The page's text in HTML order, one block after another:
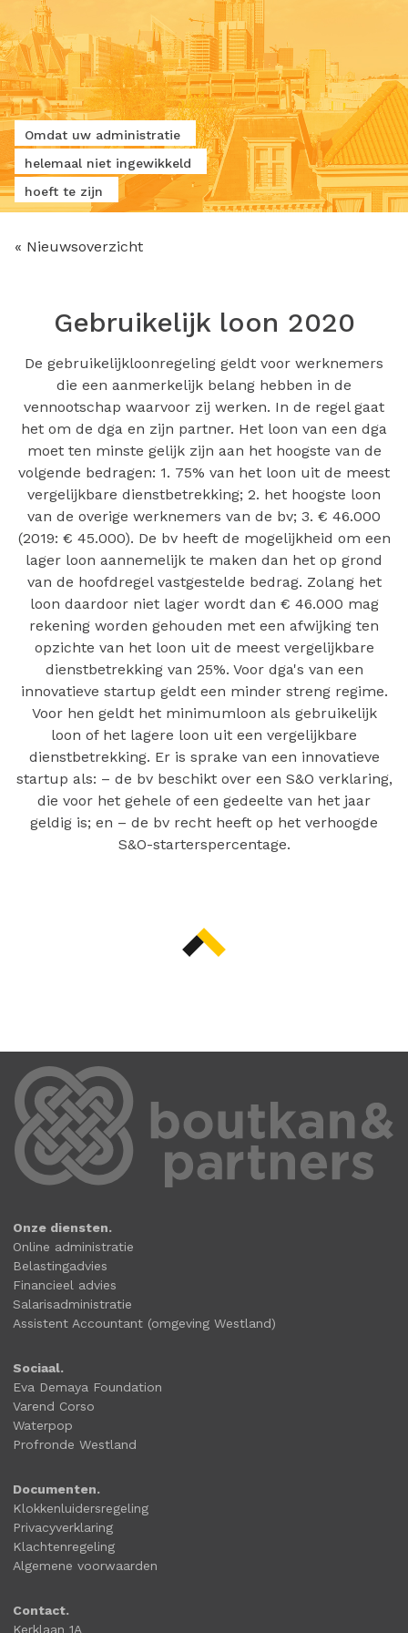
Omdat uw administratie
helemaal niet ingewikkeld
hoeft te zijn
« Nieuwsoverzicht
Gebruikelijk loon 2020
De gebruikelijkloonregeling geldt voor werknemers
die een aanmerkelijk belang hebben in de
vennootschap waarvoor zij werken. In de regel gaat
het om de dga en zijn partner. Het loon van een dga
moet ten minste gelijk zijn aan het hoogste van de
volgende bedragen: 1. 75% van het loon uit de meest
vergelijkbare dienstbetrekking; 2. het hoogste loon
van de overige werknemers van de bv; 3. € 46.000
(2019: € 45.000). De bv heeft de mogelijkheid om een
lager loon aannemelijk te maken dan het op grond
van de hoofdregel vastgestelde bedrag. Zolang het
loon daardoor niet lager wordt dan € 46.000 mag
rekening worden gehouden met een afwijking ten
opzichte van het loon uit de meest vergelijkbare
dienstbetrekking van 25%. Voor dga's van een
innovatieve startup geldt een minder streng regime.
Voor hen geldt het minimumloon als gebruikelijk
loon of het lagere loon uit een vergelijkbare
dienstbetrekking. Er is sprake van een innovatieve
startup als: – de bv beschikt over een S&O verklaring,
die voor het gehele of een gedeelte van het jaar
geldig is; en – de bv recht heeft op het verhoogde
S&O-starterspercentage.
Onze diensten.
Online administratie
Belastingadvies
Financieel advies
Salarisadministratie
Assistent Accountant (omgeving Westland)
Sociaal.
Eva Demaya Foundation
Varend Corso
Waterpop
Profronde Westland
Documenten.
Klokkenluidersregeling
Privacyverklaring
Klachtenregeling
Algemene voorwaarden
Contact.
Kerklaan 1A